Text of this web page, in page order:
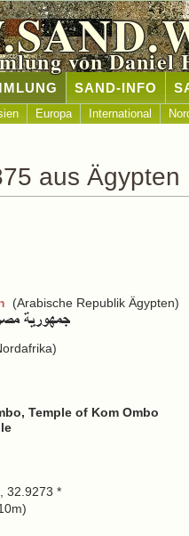
von Daniel
SAND-INFO
Europa International
aus Ägypten
(Arabische Republik Ägypten)
Temple of Kom Ombo
32.9273 *